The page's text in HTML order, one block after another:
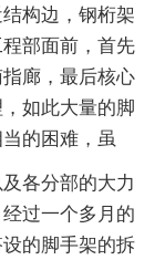
构边，钢桁架
部面前，首先
廊，最后核心
如此大量的脚
的困难，虽
各分部的大力
过一个多月的
的脚手架的拆